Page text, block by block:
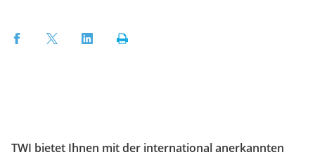
FacebookTwitterLinkedInPrint
TWI bietet Ihnen mit der international anerkannten